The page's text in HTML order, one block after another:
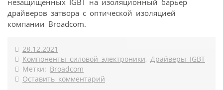
драйверов затвора с оптической изоляцией
компании Broadcom.
28.12.2021
Компоненты силовой электроники, Драйверы IGBT
Метки: Broadcom
Оставить комментарий